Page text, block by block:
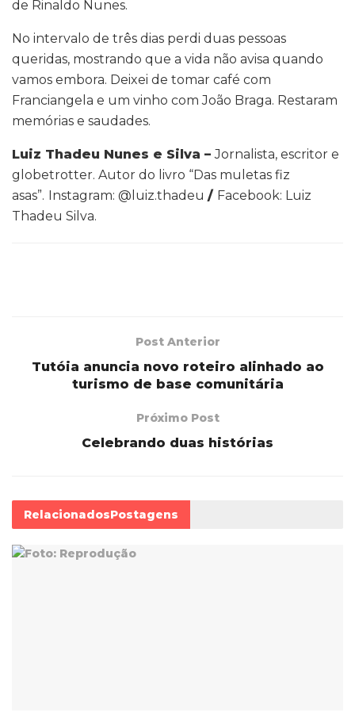
de Rinaldo Nunes.
No intervalo de três dias perdi duas pessoas
queridas, mostrando que a vida não avisa quando
vamos embora. Deixei de tomar café com
Franciangela e um vinho com João Braga. Restaram
memórias e saudades.
Luiz Thadeu Nunes e Silva –Jornalista, escritor e
globetrotter. Autor do livro “Das muletas fiz
asas”. Instagram: @luiz.thadeu / Facebook: Luiz
Thadeu Silva.
Post Anterior
Tutóia anuncia novo roteiro alinhado ao
turismo de base comunitária
Próximo Post
Celebrando duas histórias
RelacionadosPostagens